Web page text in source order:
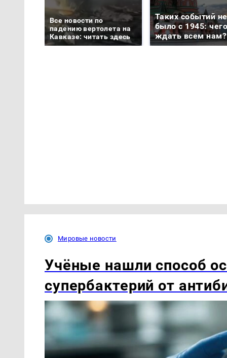
Все новости по
падению вертолета на
Кавказе: читать здесь
Таких событий не
было с 1945:
ждать всем нам?
Мировые новости
Учёные нашли способ
супербактерий от